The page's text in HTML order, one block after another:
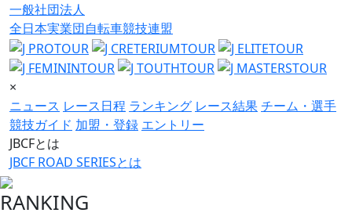
一般社団法人
全日本実業団自転車競技連盟
×
ニュース レース日程 ランキング レース結果チーム・選手
競技ガイド 加盟・登録 エントリー
JBCFとは
JBCF ROAD SERIESとは
RANKING